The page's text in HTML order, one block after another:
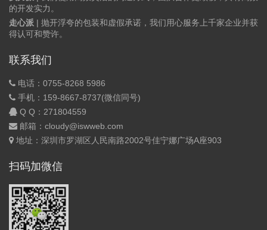
的开发实力。
走心派 | 抛开浮夸的包装和虚假承诺，我们用心服务上千家企业并获
得认可和赞许。
联系我们
电话：0755-8268 5986
手机：159-8667-8737(微信同号)
Q Q： 271804559
邮箱：cloudy@iswweb.com
地址：深圳市罗湖区人民南路2002号佳宁娜广场A座903
扫码加微信